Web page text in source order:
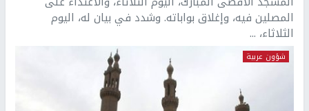
المصلين فيه، وإغلاق بواباته. وشدد في بيان له، اليوم
الثلاثاء، ...
شؤون عربية